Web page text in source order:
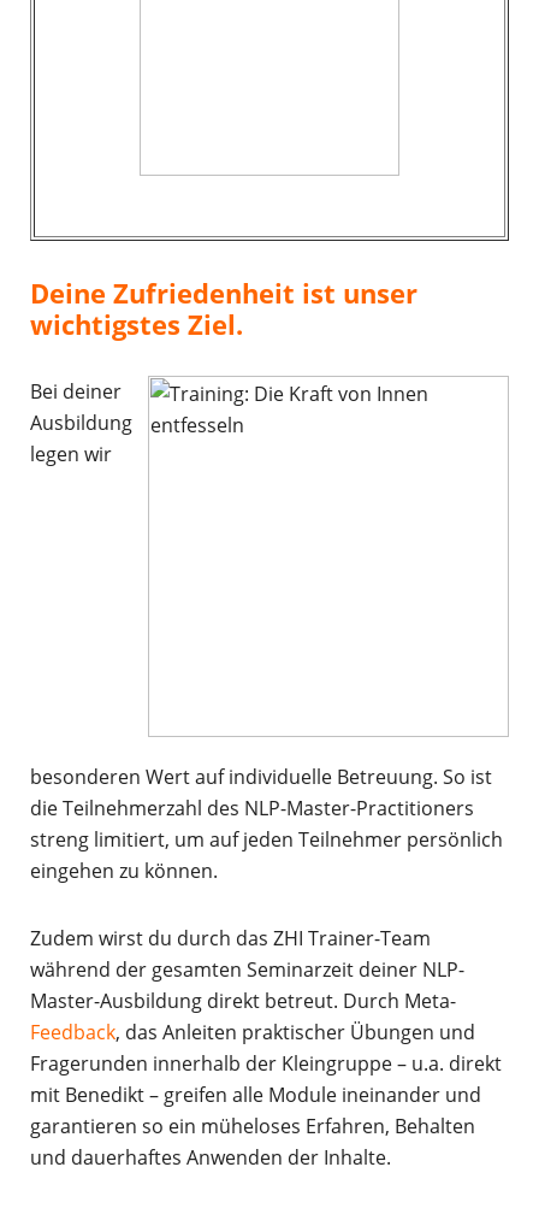
Deine Zufriedenheit ist unser
wichtigstes Ziel.
Bei deiner
Ausbildung
legen wir
besonderen Wert auf individuelle Betreuung. So ist
die Teilnehmerzahl des NLP-Master-Practitioners
streng limitiert, um auf jeden Teilnehmer persönlich
eingehen zu können.
Zudem wirst du durch das ZHI Trainer-Team
während der gesamten Seminarzeit deiner NLP-
Master-Ausbildung direkt betreut. Durch Meta-
Feedback, das Anleiten praktischer Übungen und
Fragerunden innerhalb der Kleingruppe – u.a. direkt
mit Benedikt – greifen alle Module ineinander und
garantieren so ein müheloses Erfahren, Behalten
und dauerhaftes Anwenden der Inhalte.